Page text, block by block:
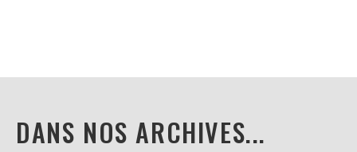
DANS NOS ARCHIVES...